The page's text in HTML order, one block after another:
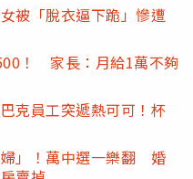
被「脫衣逼下跪」慘遭
！ 家長：月給1萬不夠
克員工突遞熱可可！杯
」！萬中選一樂翻 婚